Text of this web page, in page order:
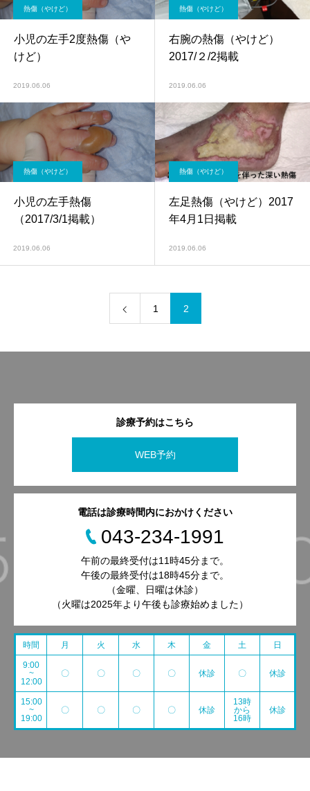
熱傷（やけど）
小児の左手2度熱傷（や
けど）
2019.06.06
熱傷（やけど）
右腕の熱傷（やけど）
2017/２/2掲載
2019.06.06
熱傷（やけど）
小児の左手熱傷
（2017/3/1掲載）
2019.06.06
熱傷（やけど）
左足熱傷（やけど）2017
年4月1日掲載
2019.06.06
1 2
診療予約はこちら
WEB予約
電話は診療時間内におかけください
043-234-1991
午前の最終受付は11時45分まで。
午後の最終受付は18時45分まで。
（金曜、日曜は休診）
（火曜は2025年より午後も診療始めました）
時間 月 火 水 木 金 土 日
9:00
~
12:00
〇 〇 〇 〇 休診 〇 休診
15:00
~
19:00
〇 〇 〇 〇 休診
13時
から
16時
休診